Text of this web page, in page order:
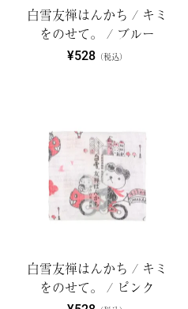
白雪友禅はんかち / キミ
をのせて。 / ブルー
¥528 （税込）
白雪友禅はんかち / キミ
をのせて。 / ピンク